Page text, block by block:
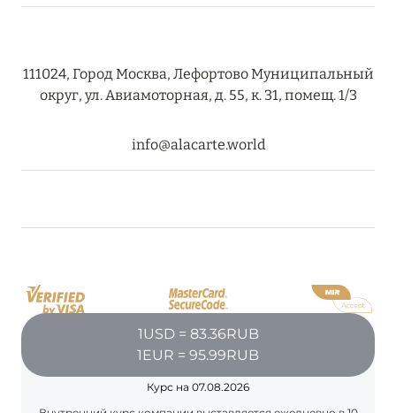
11 декабря 2024
ЭКСКЛЮЗИВНО»
27 сентября 2024
HÔTEL BARRIÈRE LES NEIGES
111024, Город Москва, Лефортово Муниципальный
округ, ул. Авиамоторная, д. 55, к. 31, помещ. 1/3
info@alacarte.world
1USD = 83.36RUB
1EUR = 95.99RUB
Курс на 07.08.2026